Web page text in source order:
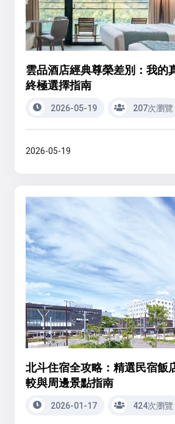
雲品酒店經典尊榮差別：我的
終極選擇指南
2026-05-19 207次瀏覽
2026-05-19
北斗住宿全攻略：精選民宿飯
較與周邊景點指南
2026-01-17 424次瀏覽